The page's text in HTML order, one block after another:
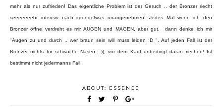
mehr als nur zufrieden! Das eigentliche Problem ist der Geruch .. der Bronzer riecht
seeeeeeehr intensiv nach irgendetwas unangenehmen! Jedes Mal wenn ich den
Bronzer öffne verdreht es mir AUGEN und MAGEN, aber gut, dann denke ich mir
"Augen zu und durch .. wer braun sein will muss leiden :D ". Auf jeden Fall ist der
Bronzer nichts für schwache Nasen :-)), vor dem Kauf unbedingt daran riechen! Ist
bestimmt nicht jedermanns Fall.
ABOUT: ESSENCE